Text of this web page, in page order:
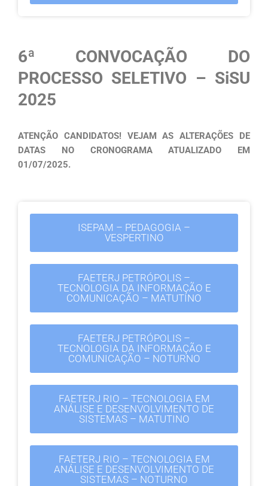
6ª CONVOCAÇÃO DO
PROCESSO SELETIVO – SiSU
2025
ATENÇÃO CANDIDATOS! VEJAM AS ALTERAÇÕES DE
DATAS NO CRONOGRAMA ATUALIZADO EM
01/07/2025.
ISEPAM – PEDAGOGIA –
VESPERTINO
FAETERJ PETRÓPOLIS –
TECNOLOGIA DA INFORMAÇÃO E
COMUNICAÇÃO – MATUTINO
FAETERJ PETRÓPOLIS –
TECNOLOGIA DA INFORMAÇÃO E
COMUNICAÇÃO – NOTURNO
FAETERJ RIO – TECNOLOGIA EM
ANÁLISE E DESENVOLVIMENTO DE
SISTEMAS – MATUTINO
FAETERJ RIO – TECNOLOGIA EM
ANÁLISE E DESENVOLVIMENTO DE
SISTEMAS – NOTURNO